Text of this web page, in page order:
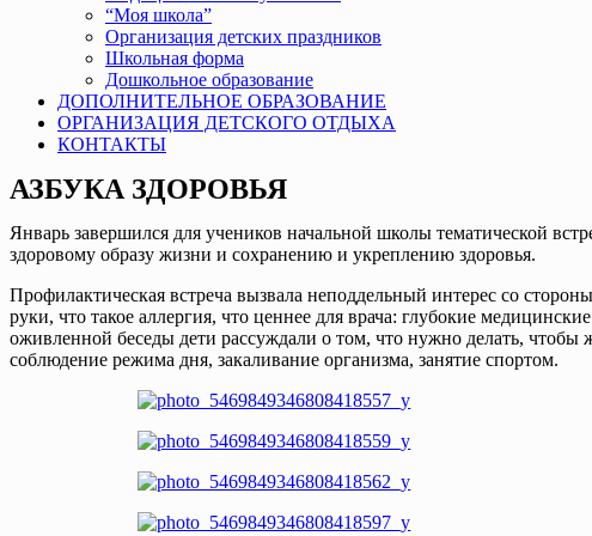
“Моя школа”
Организация детских праздников
Школьная форма
Дошкольное образование
ДОПОЛНИТЕЛЬНОЕ ОБРАЗОВАНИЕ
ОРГАНИЗАЦИЯ ДЕТСКОГО ОТДЫХА
КОНТАКТЫ
АЗБУКА ЗДОРОВЬЯ
Январь завершился для учеников начальной школы тематической
здоровому образу жизни и сохранению и укреплению здоровья.
Профилактическая встреча вызвала неподдельный интерес со
руки, что такое аллергия, что ценнее для врача: глубокие
оживленной беседы дети рассуждали о том, что нужно делать,
соблюдение режима дня, закаливание организма, занятие спортом.